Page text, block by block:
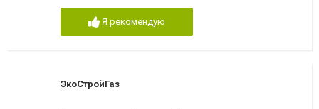
Я рекомендую
ЭкоСтройГаз